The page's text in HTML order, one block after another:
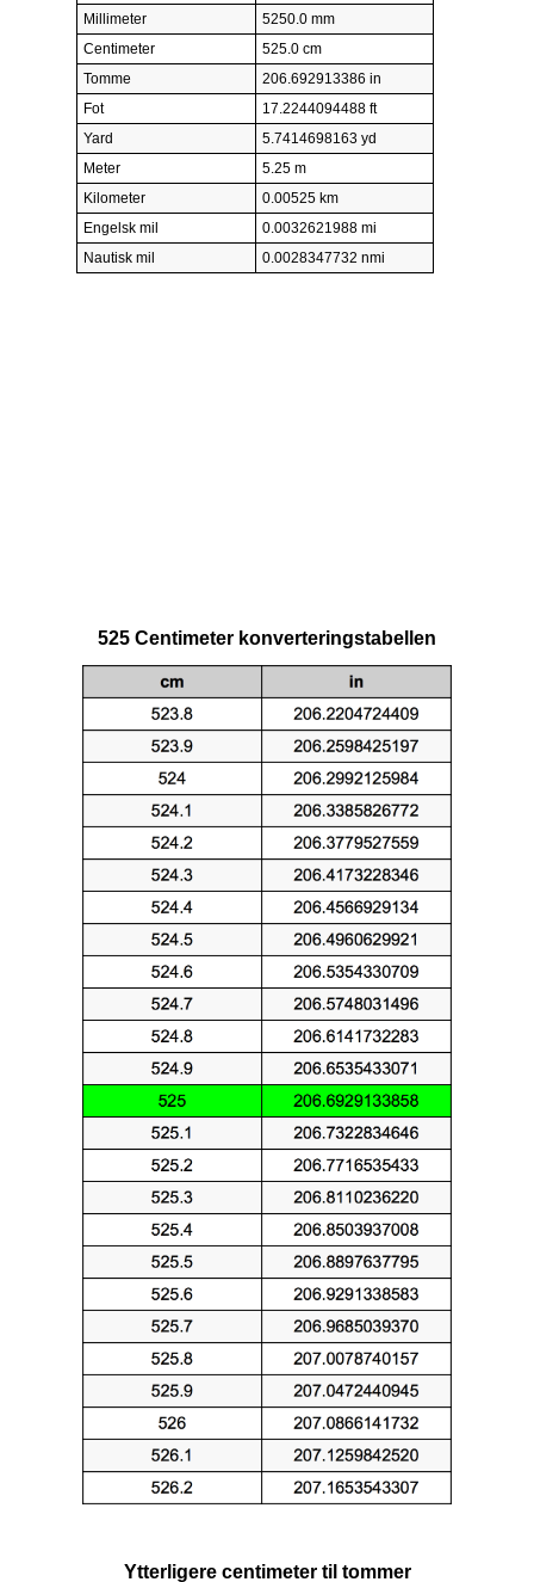
Millimeter
5250.0 mm
Centimeter
525.0 cm
Tomme
206.692913386 in
Fot
17.2244094488 ft
Yard
5.7414698163 yd
Meter
5.25 m
Kilometer
0.00525 km
Engelsk mil
0.0032621988 mi
Nautisk mil
0.0028347732 nmi
525 Centimeter konverteringstabellen
Ytterligere centimeter til tommer